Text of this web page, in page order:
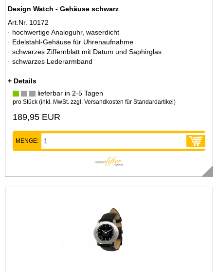
Design Watch - Gehäuse schwarz
Art.Nr. 10172
· hochwertige Analoguhr, waserdicht
· Edelstahl-Gehäuse für Uhrenaufnahme
· schwarzes Ziffernblatt mit Datum und Saphirglas
· schwarzes Lederarmband
+ Details
lieferbar in 2-5 Tagen
pro Stück (inkl. MwSt. zzgl. Versandkosten für Standardartikel)
189,95 EUR
MENGE: